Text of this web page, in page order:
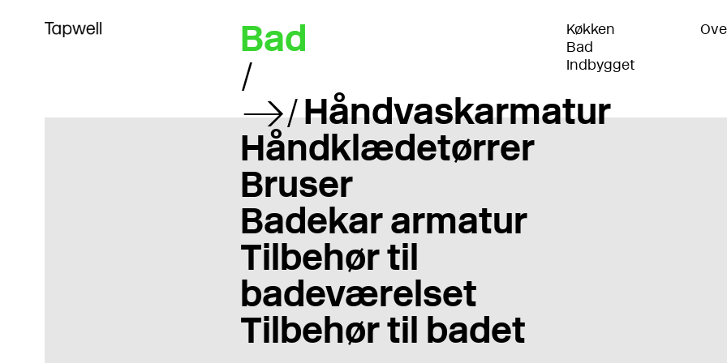
Bad
Håndvaskarmatur
Håndklædetørrer
Bruser
Badekar armatur
Tilbehør til
badeværelset
Tilbehør til badet
Køkken
Bad
Indbygget